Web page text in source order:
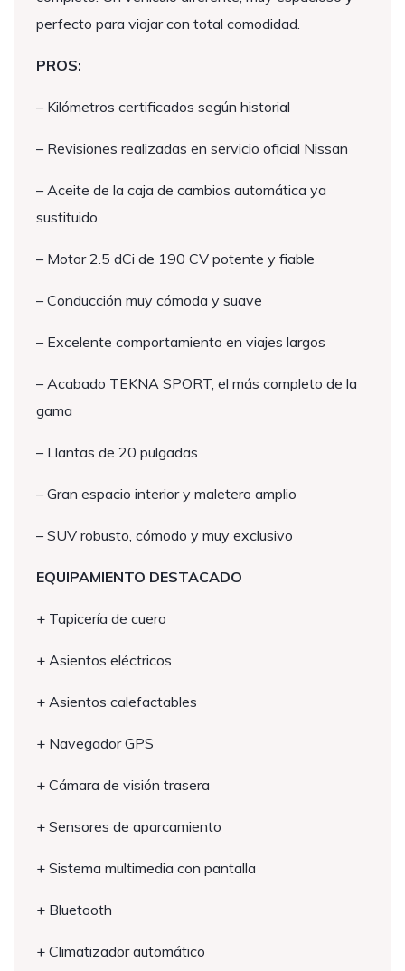
perfecto para viajar con total comodidad.
PROS:
– Kilómetros certificados según historial
– Revisiones realizadas en servicio oficial Nissan
– Aceite de la caja de cambios automática ya
sustituido
– Motor 2.5 dCi de 190 CV potente y fiable
– Conducción muy cómoda y suave
– Excelente comportamiento en viajes largos
– Acabado TEKNA SPORT, el más completo de la
gama
– Llantas de 20 pulgadas
– Gran espacio interior y maletero amplio
– SUV robusto, cómodo y muy exclusivo
EQUIPAMIENTO DESTACADO
+ Tapicería de cuero
+ Asientos eléctricos
+ Asientos calefactables
+ Navegador GPS
+ Cámara de visión trasera
+ Sensores de aparcamiento
+ Sistema multimedia con pantalla
+ Bluetooth
+ Climatizador automático